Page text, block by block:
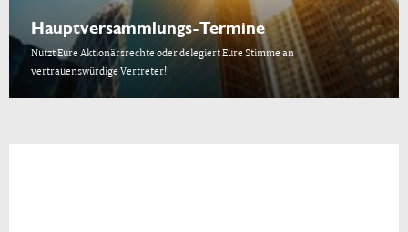
Hauptversammlungs-Termine
Nutzt Eure Aktionärsrechte oder delegiert Eure Stimme an
vertrauenswürdige Vertreter!